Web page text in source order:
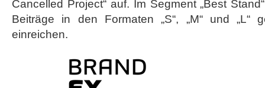
Cancelled Project“ auf. Im Segment „Best
Beiträge in den Formaten „S“, „M“ und „L“
einreichen.